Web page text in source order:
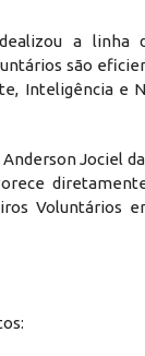
a linha
são
Inteligência e
Jociel
Voluntários